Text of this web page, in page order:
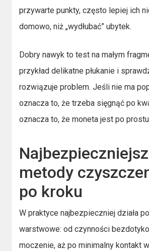
przywarte punkty, często lepiej ich
domowo, niż „wydłubać” ubytek.
Dobry nawyk to test na małym
przykład delikatne płukanie i
rozwiązuje problem. Jeśli nie ma
oznacza to, że trzeba sięgnąć po
oznacza to, że moneta jest po
metody
po kroku
W praktyce najbezpieczniej działa
warstwowe: od czynności
moczenie, aż po minimalny kontakt